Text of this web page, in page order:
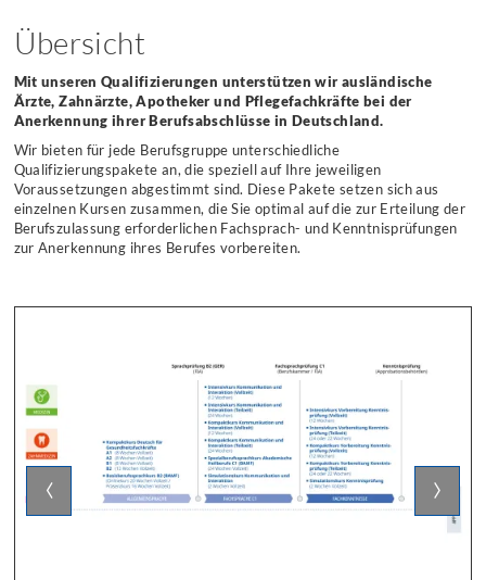
Übersicht
Mit unseren Qualifizierungen unterstützen wir ausländische
Ärzte, Zahnärzte, Apotheker und Pflegefachkräfte bei der
Anerkennung ihrer Berufsabschlüsse in Deutschland.
Wir bieten für jede Berufsgruppe unterschiedliche
Qualifizierungspakete an, die speziell auf Ihre jeweiligen
Voraussetzungen abgestimmt sind. Diese Pakete setzen sich aus
einzelnen Kursen zusammen, die Sie optimal auf die zur Erteilung der
Berufszulassung erforderlichen Fachsprach- und Kenntnisprüfungen
zur Anerkennung ihres Berufes vorbereiten.
‹ ›